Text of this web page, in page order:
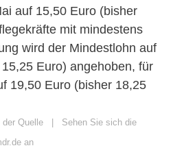
auf 15,50 Euro (bisher
mit mindestens
wird der Mindestlohn auf
Euro) angehoben, für
19,50 Euro (bisher 18,25
Quelle | Sehen Sie sich die
an